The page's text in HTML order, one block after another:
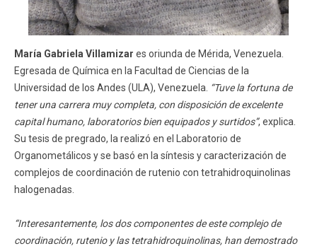
María Gabriela Villamizar es oriunda de Mérida, Venezuela.
Egresada de Química en la Facultad de Ciencias de la
Universidad de los Andes (ULA), Venezuela. “Tuve la fortuna de
tener una carrera muy completa, con disposición de excelente
capital humano, laboratorios bien equipados y surtidos”, explica.
Su tesis de pregrado, la realizó en el Laboratorio de
Organometálicos y se basó en la síntesis y caracterización de
complejos de coordinación de rutenio con tetrahidroquinolinas
halogenadas.
“Interesantemente, los dos componentes de este complejo de
coordinación, rutenio y las tetrahidroquinolinas, han demostrado